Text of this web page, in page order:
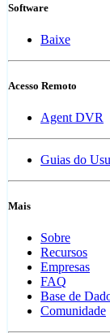
Software
Baixe
Acesso Remoto
Agent DVR
Guias do
Mais
Sobre
Recursos
Empresas
FAQ
Base de
Comunidade